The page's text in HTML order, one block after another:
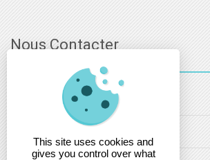
Nous Contacter
03 - 88 - 32 - 86 - 52
This site uses cookies and
gives you control over what